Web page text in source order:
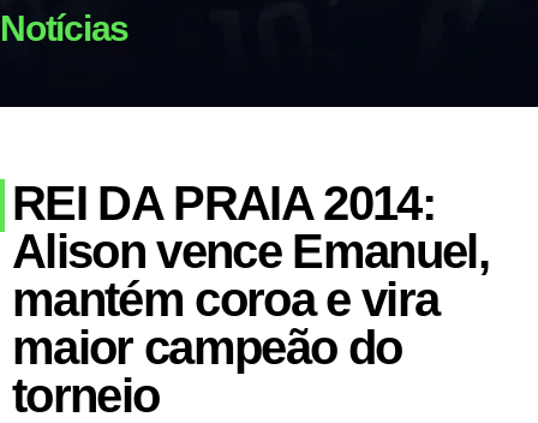
Notícias
REI DA PRAIA 2014:
Alison vence Emanuel,
mantém coroa e vira
maior campeão do
torneio